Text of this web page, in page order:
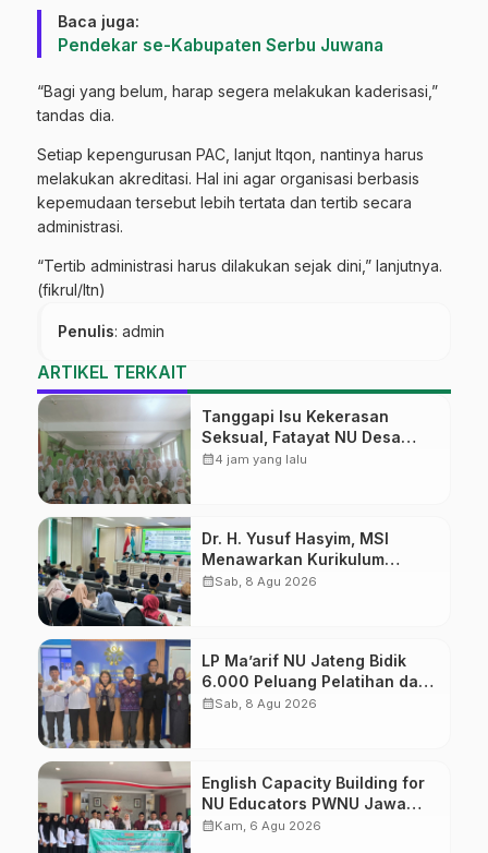
Baca juga:
Pendekar se-Kabupaten Serbu Juwana
“Bagi yang belum, harap segera melakukan kaderisasi,”
tandas dia.
Setiap kepengurusan PAC, lanjut Itqon, nantinya harus
melakukan akreditasi. Hal ini agar organisasi berbasis
kepemudaan tersebut lebih tertata dan tertib secara
administrasi.
“Tertib administrasi harus dilakukan sejak dini,” lanjutnya.
(fikrul/ltn)
Penulis: admin
ARTIKEL TERKAIT
Tanggapi Isu Kekerasan
Seksual, Fatayat NU Desa
Gembong Datangkan Aktifis
calendar_month4 jam yang lalu
Dr. H. Yusuf Hasyim, MSI
Menawarkan Kurikulum
Diversifikasi, Harapan Baru
calendar_monthSab, 8 Agu 2026
LP Ma’arif NU Jateng Bidik
6.000 Peluang Pelatihan dan
Sertifikasi bagi Lulusan SMK
calendar_monthSab, 8 Agu 2026
English Capacity Building for
NU Educators PWNU Jawa
Tengah Batch#4; Membuka
calendar_monthKam, 6 Agu 2026